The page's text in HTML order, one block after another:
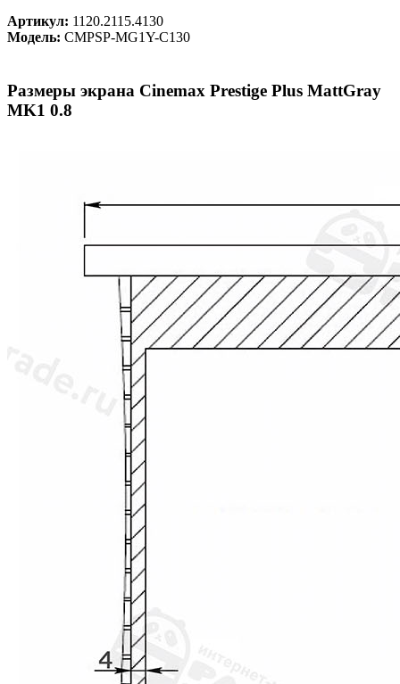
Артикул: 1120.2115.4130
Модель: CMPSP-MG1Y-C130
Размеры экрана Cinemax Prestige Plus MattGray
MK1 0.8